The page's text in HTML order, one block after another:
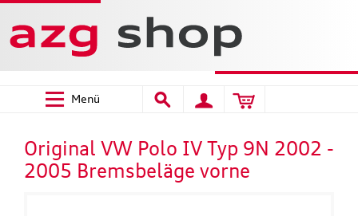
Menü
Original VW Polo IV Typ 9N 2002 -
2005 Bremsbeläge vorne